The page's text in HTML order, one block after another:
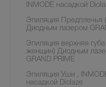
INMODE насадкой
Эпиляция Предплечья
Диодным лазером
Эпиляция верхняя губа
женщин) Диодным
GRAND PRIME
Эпиляция Уши ,
насадкой Diolaze